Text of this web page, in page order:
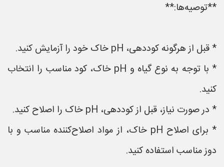
**توصیه‌ها:**
* قبل از هرگونه کوددهی، pH خاک خود را آزمایش کنید.
* با توجه به نوع گیاه و pH خاک، کود مناسب را انتخاب
کنید.
* در صورت نیاز، قبل از کوددهی، pH خاک را اصلاح کنید.
* برای اصلاح pH خاک، از مواد اصلاح‌کننده مناسب و با
دوز مناسب استفاده کنید.